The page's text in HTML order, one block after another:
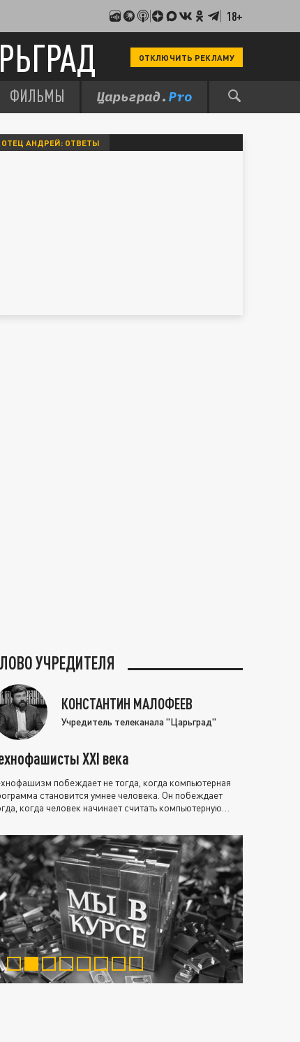
18+
ОТКЛЮЧИТЬ РЕКЛАМУ
ФИЛЬМЫ
ОТЕЦ АНДРЕЙ: ОТВЕТЫ
УЧРЕДИТЕЛЯ
КОНСТАНТИН МАЛОФЕЕВ
Учредитель телеканала "Царьград"
XXI века
побеждает не тогда, когда компьютерная
становится умнее человека. Он побеждает
когда человек начинает считать компьютерную